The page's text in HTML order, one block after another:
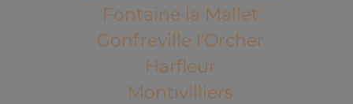
Fontaine la Mallet
Gonfreville l'Orcher
Harfleur
Montivilliers